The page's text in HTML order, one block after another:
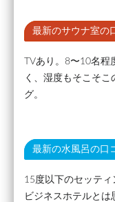
最新のサウナ室の
TVあり。8〜10名程
く、湿度もそこそ
グ。
最新の水風呂の口
15度以下のセッティ
ビジネスホテルとは